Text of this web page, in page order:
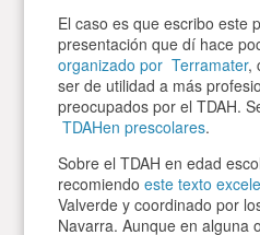
El caso es que escribo este
presentación que dí hace
organizado por Terramater,
ser de utilidad a más
preocupados por el TDAH.
TDAHen prescolares.
Sobre el TDAH en edad
recomiendo este texto
Valverde y coordinado por
Navarra. Aunque en alguna